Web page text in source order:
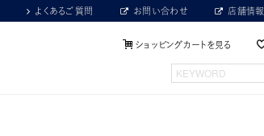
よくあるご質問 お問い合わせ 店舗情報
ショッピングカートを見る